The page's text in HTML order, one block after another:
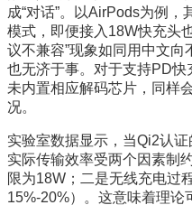
成“对话”。以AirPods为例
模式，即便接入18W快充头
议不兼容”现象如同用中文
也无济于事。对于支持PD
未内置相应解码芯片，同样
况。
实验室数据显示，当Qi2认
实际传输效率受两个因素制
限为18W；二是无线充电过
15%-20%）。这意味着理论